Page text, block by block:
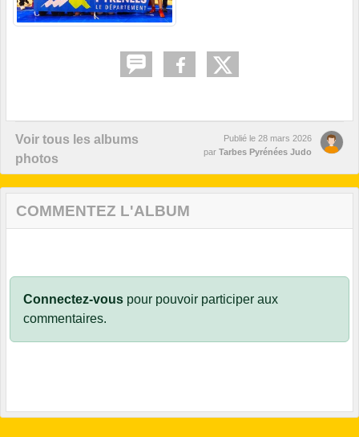
Voir tous les albums
photos
Publié le 28 mars 2026
par Tarbes Pyrénées Judo
COMMENTEZ L'ALBUM
Connectez-vous pour pouvoir participer aux
commentaires.